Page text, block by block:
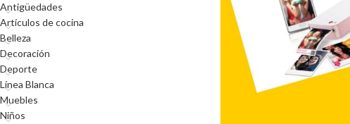
Antigüedades
Artículos de cocina
Belleza
Decoración
Deporte
Línea Blanca
Muebles
Niños